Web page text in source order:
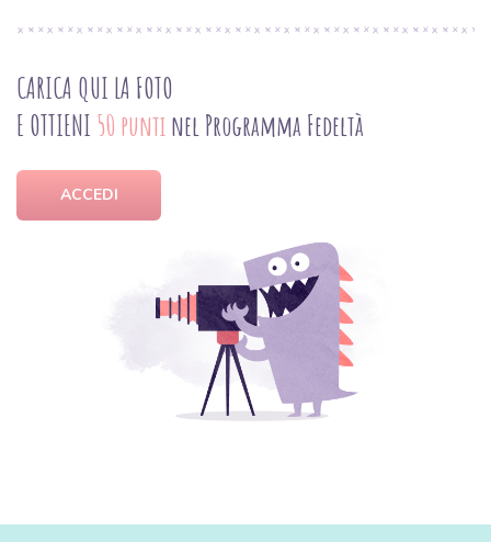
CARICA QUI LA FOTO
E OTTIENI 50 punti nel Programma Fedeltà
ACCEDI